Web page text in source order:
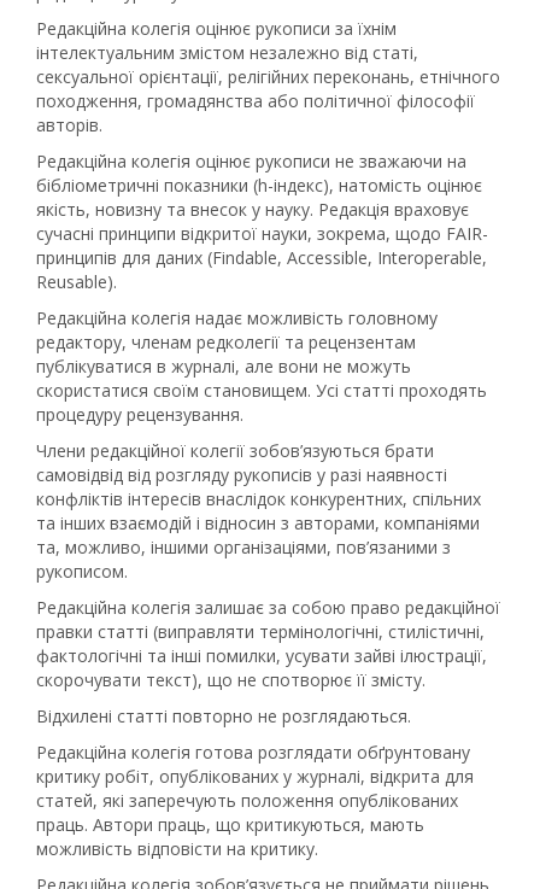
Редакційна колегія оцінює рукописи за їхнім
інтелектуальним змістом незалежно від статі,
сексуальної орієнтації, релігійних переконань, етнічного
походження, громадянства або політичної філософії
авторів.
Редакційна колегія оцінює рукописи не зважаючи на
бібліометричні показники (h-індекс), натомість оцінює
якість, новизну та внесок у науку. Редакція враховує
сучасні принципи відкритої науки, зокрема, щодо FAIR-
принципів для даних (Findable, Accessible, Interoperable,
Reusable).
Редакційна колегія надає можливість головному
редактору, членам редколегії та рецензентам
публікуватися в журналі, але вони не можуть
скористатися своїм становищем. Усі статті проходять
процедуру рецензування.
Члени редакційної колегії зобов’язуються брати
самовідвід від розгляду рукописів у разі наявності
конфліктів інтересів внаслідок конкурентних, спільних
та інших взаємодій і відносин з авторами, компаніями
та, можливо, іншими організаціями, пов’язаними з
рукописом.
Редакційна колегія залишає за собою право редакційної
правки статті (виправляти термінологічні, стилістичні,
фактологічні та інші помилки, усувати зайві ілюстрації,
скорочувати текст), що не спотворює її змісту.
Відхилені статті повторно не розглядаються.
Редакційна колегія готова розглядати обґрунтовану
критику робіт, опублікованих у журналі, відкрита для
статей, які заперечують положення опублікованих
праць. Автори праць, що критикуються, мають
можливість відповісти на критику.